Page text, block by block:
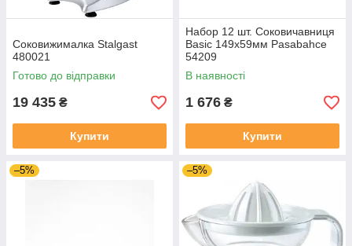
Соковижималка Stalgast
480021
Готово до відправки
19 435 ₴
Купити
Набор 12 шт. Соковичавниця
Basic 149х59мм Pasabahce
54209
В наявності
1 676 ₴
Купити
–5% –5%